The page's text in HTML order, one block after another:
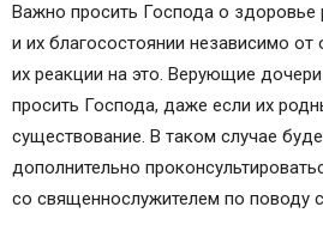
Важно просить Господа о здоровье
и их благосостоянии независимо
их реакции на это. Верующие
просить Господа, даже если их
существование. В таком случае
дополнительно
со священнослужителем по поводу